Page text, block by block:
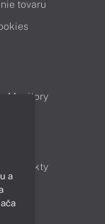
tovaru
Monitory
Produkty
a